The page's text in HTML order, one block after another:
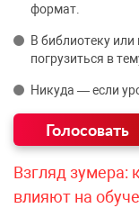
формат.
В библиотеку
погрузиться в
Никуда — если
Взгляд зумера:
влияют на